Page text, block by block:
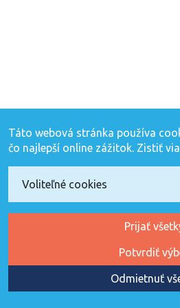
Táto webová stránka používa
čo najlepší online zážitok. Zistiť
Voliteľné cookies
Prijať
Potvrdiť
Odmietnuť